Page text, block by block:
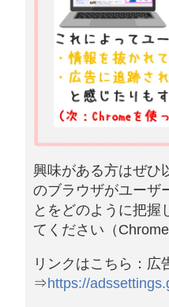
興味がある方はぜひ
のブラウザがユーザ
とをどのように把握
てください（
リンクはこちら：広
⇒https://